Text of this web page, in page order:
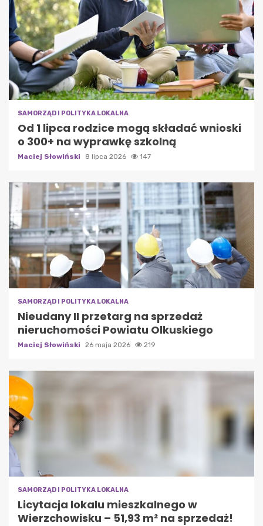
SAMORZĄD I POLITYKA LOKALNA
Od 1 lipca rodzice mogą składać wnioski
o 300+ na wyprawkę szkolną
Maciej Słowiński 8 lipca 2026 147
SAMORZĄD I POLITYKA LOKALNA
Nieudany II przetarg na sprzedaż
nieruchomości Powiatu Olkuskiego
Maciej Słowiński 26 maja 2026 219
SAMORZĄD I POLITYKA LOKALNA
Licytacja lokalu mieszkalnego w
Wierzchowisku – 51,93 m² na sprzedaż!